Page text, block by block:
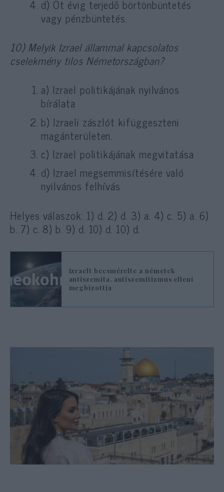
d) Öt évig terjedő börtönbüntetés
vagy pénzbüntetés.
10) Melyik Izrael állammal kapcsolatos
cselekmény tilos Németországban?
a) Izrael politikájának nyilvános
bírálata
b) Izraeli zászlót kifüggeszteni
magánterületen.
c) Izrael politikájának megvitatása
d) Izrael megsemmisítésére való
nyilvános felhívás
Helyes válaszok: 1) d. 2) d. 3) a. 4) c. 5) a. 6)
b. 7) c. 8) b. 9) d. 10) d. 10) d.
Izraelt becsmérelte a németek
antiszemita, antiszemitizmus elleni
megbízottja